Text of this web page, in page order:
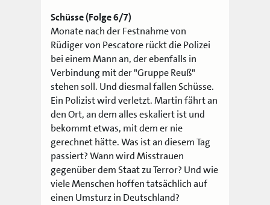
Schüsse (Folge 6/7)
Monate nach der Festnahme von
Rüdiger von Pescatore rückt die Polizei
bei einem Mann an, der ebenfalls in
Verbindung mit der "Gruppe Reuß"
stehen soll. Und diesmal fallen Schüsse.
Ein Polizist wird verletzt. Martin fährt an
den Ort, an dem alles eskaliert ist und
bekommt etwas, mit dem er nie
gerechnet hätte. Was ist an diesem Tag
passiert? Wann wird Misstrauen
gegenüber dem Staat zu Terror? Und wie
viele Menschen hoffen tatsächlich auf
einen Umsturz in Deutschland?